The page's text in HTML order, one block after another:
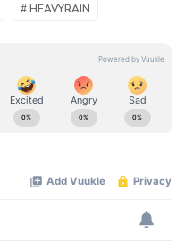
# HEAVYRAIN